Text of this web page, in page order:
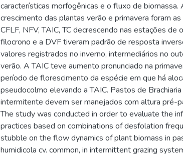
características morfogênicas e o fluxo de
crescimento das plantas verão e primavera foram as
CFLF, NFV, TAIC, TC decrescendo nas estações de
filocrono e a DVF tiveram padrão de resposta
valores registrados no inverno, intermediários no
verão. A TAIC teve aumento pronunciado na
período de florescimento da espécie em que há
pseudocolmo elevando a TAIC. Pastos de
intermitente devem ser manejados com altura pré-
The study was conducted in order to evaluate the
practices based on combinations of desfolation
stubble on the flow dynamics of plant biomass in
humidicola cv. common, in intermittent grazing